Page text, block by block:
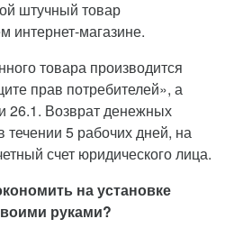
штучный товар
интернет-магазине.
товара производится
прав потребителей», а
26.1. Возврат денежных
течении 5 рабочих дней, на
счет юридического лица.
на установке
руками?